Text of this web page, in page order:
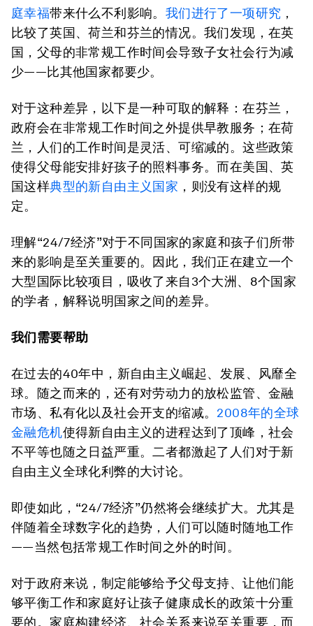
庭幸福带来什么不利影响。 我们进行了一项研究 ，
比较了英国、荷兰和芬兰的情况。我们发现，在英
国，父母的非常规工作时间会导致子女社会行为减
少——比其他国家都要少。
对于这种差异，以下是一种可取的解释：在芬兰，
政府会在非常规工作时间之外提供早教服务；在荷
兰，人们的工作时间是灵活、可缩减的。这些政策
使得父母能安排好孩子的照料事务。而在美国、英
国这样典型的新自由主义国家 ，则没有这样的规
定。
理解“24/7经济”对于不同国家的家庭和孩子们所带
来的影响是至关重要的。因此，我们正在建立一个
大型国际比较项目，吸收了来自3个大洲、8个国家
的学者，解释说明国家之间的差异。
我们需要帮助
在过去的40年中，新自由主义崛起、发展、风靡全
球。随之而来的，还有对劳动力的放松监管、金融
市场、私有化以及社会开支的缩减。 2008年的全球
金融危机使得新自由主义的进程达到了顶峰，社会
不平等也随之日益严重。二者都激起了人们对于新
自由主义全球化利弊的大讨论。
即使如此，“24/7经济”仍然将会继续扩大。尤其是
伴随着全球数字化的趋势，人们可以随时随地工作
——当然包括常规工作时间之外的时间。
对于政府来说，制定能够给予父母支持、让他们能
够平衡工作和家庭好让孩子健康成长的政策十分重
要的。家庭构建经济、社会关系来说至关重要，而